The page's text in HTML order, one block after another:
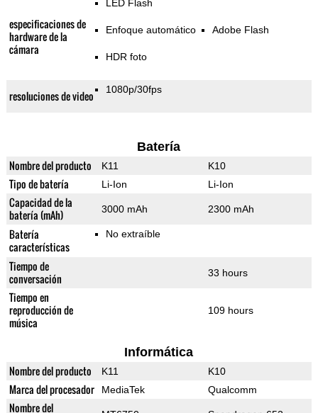
especificaciones de
hardware de la
cámara
LED Flash
Enfoque automático
HDR foto
Adobe Flash
resoluciones de video 1080p/30fps
Batería
Nombre del producto K11 K10
Tipo de batería Li-Ion Li-Ion
Capacidad de la
batería (mAh)
3000 mAh 2300 mAh
Batería
características
No extraíble
Tiempo de
conversación
33 hours
Tiempo en
reproducción de
música
109 hours
Informática
Nombre del producto K11 K10
Marca del procesador MediaTek Qualcomm
Nombre del